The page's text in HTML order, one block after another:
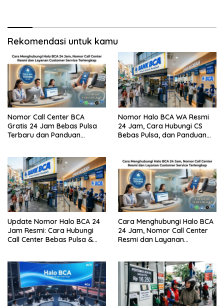
Rekomendasi untuk kamu
Nomor Call Center BCA
Gratis 24 Jam Bebas Pulsa
Terbaru dan Panduan
Nomor Halo BCA WA Resmi
24 Jam, Cara Hubungi CS
Bebas Pulsa, dan Panduan
Update Nomor Halo BCA 24
Jam Resmi: Cara Hubungi
Call Center Bebas Pulsa &
Cara Menghubungi Halo BCA
24 Jam, Nomor Call Center
Resmi dan Layanan